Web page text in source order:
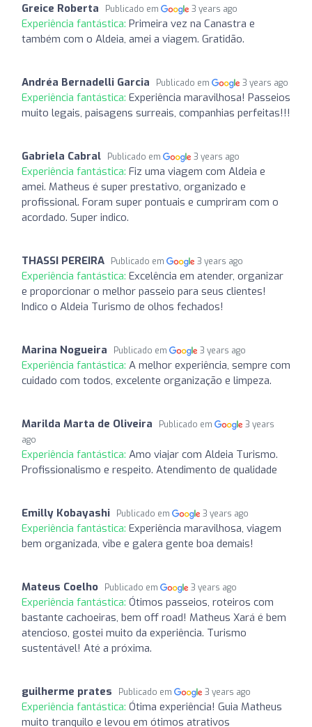
Greice Roberta Publicado em 3 years ago
Experiência fantástica: Primeira vez na Canastra e
também com o Aldeia, amei a viagem. Gratidão.
Andréa Bernadelli Garcia Publicado em 3 years ago
Experiência fantástica: Experiência maravilhosa! Passeios
muito legais, paisagens surreais, companhias perfeitas!!!
Gabriela Cabral Publicado em 3 years ago
Experiência fantástica: Fiz uma viagem com Aldeia e
amei. Matheus é super prestativo, organizado e
profissional. Foram super pontuais e cumpriram com o
acordado. Super indico.
THASSI PEREIRA Publicado em 3 years ago
Experiência fantástica: Excelência em atender, organizar
e proporcionar o melhor passeio para seus clientes!
Indico o Aldeia Turismo de olhos fechados!
Marina Nogueira Publicado em 3 years ago
Experiência fantástica: A melhor experiência, sempre com
cuidado com todos, excelente organização e limpeza.
Marilda Marta de Oliveira Publicado em
3 years
ago
Experiência fantástica: Amo viajar com Aldeia Turismo.
Profissionalismo e respeito. Atendimento de qualidade
Emilly Kobayashi Publicado em 3 years ago
Experiência fantástica: Experiência maravilhosa, viagem
bem organizada, vibe e galera gente boa demais!
Mateus Coelho Publicado em 3 years ago
Experiência fantástica: Ótimos passeios, roteiros com
bastante cachoeiras, bem off road! Matheus Xará é bem
atencioso, gostei muito da experiência. Turismo
sustentável! Até a próxima.
guilherme prates Publicado em 3 years ago
Experiência fantástica: Ótima experiência! Guia Matheus
muito tranquilo e levou em ótimos atrativos